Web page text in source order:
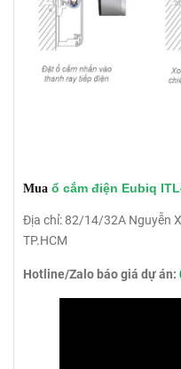
Mua ổ cắm điện Eubiq
Địa chỉ: 82/14/32A Nguyễn
TP.HCM
Hotline/Zalo báo giá dự án: